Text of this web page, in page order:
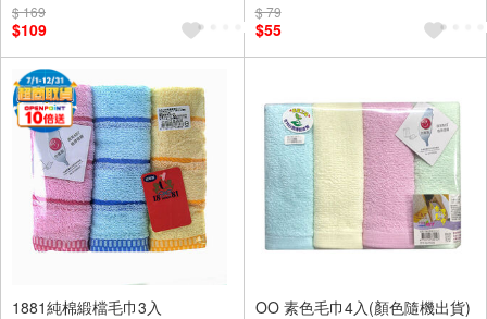
$ 169
$109
$ 79
$55
1881純棉緞檔毛巾3入
OO 素色毛巾4入(顏色隨機出貨)